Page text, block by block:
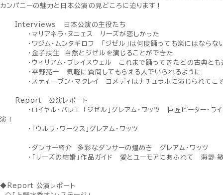
カンパニーの魅力と日本公演の見どころに迫ります！
Interviews 日本公演の主役たち
・マリアネラ・ヌニェス リーズが恋しかった
・ワジム・ムンタギロフ 「ジゼル」は何度踊っても楽にはならな
・金子扶生 自然とジゼルを演じることができた
・ウィリアム・ブレイスウェル これまで踊ってきたどの古典とも
・平野亮一 気軽に質問してもらえる人でいられるように
・スティーヴン・マクレイ コメディはナチュラルに演じられてこ
Report 公演レポート
・ロイヤル・バレエ 「ジゼル」グレアム・ワッツ 巨匠ピーター・ラ
演！
・「ウルフ・ワークス」グレアム・ワッツ
・ダンサー紹介 多彩なダンサーの煌めき グレアム・ワッツ
・「リーズの結婚」作品ガイド 愛とユーモアにあふれて 海野
◆Report 公演レポート